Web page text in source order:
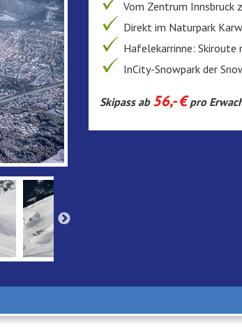
Vom Zentrum Innsbruck
Direkt im Naturpark
Hafelekarrinne:
InCity-Snowpark der
Skipass ab 56,- €pro